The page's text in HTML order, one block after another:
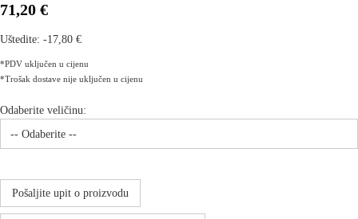
71,20 €
Uštedite: -17,80 €
*PDV uključen u cijenu
*Trošak dostave nije uključen u cijenu
Odaberite veličinu:
Pošaljite upit o proizvodu